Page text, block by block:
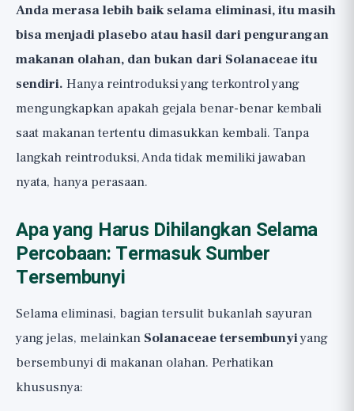
Anda merasa lebih baik selama eliminasi, itu masih
bisa menjadi plasebo atau hasil dari pengurangan
makanan olahan, dan bukan dari Solanaceae itu
sendiri. Hanya reintroduksi yang terkontrol yang
mengungkapkan apakah gejala benar-benar kembali
saat makanan tertentu dimasukkan kembali. Tanpa
langkah reintroduksi, Anda tidak memiliki jawaban
nyata, hanya perasaan.
Apa yang Harus Dihilangkan Selama
Percobaan: Termasuk Sumber
Tersembunyi
Selama eliminasi, bagian tersulit bukanlah sayuran
yang jelas, melainkan Solanaceae tersembunyiyang
bersembunyi di makanan olahan. Perhatikan
khususnya: